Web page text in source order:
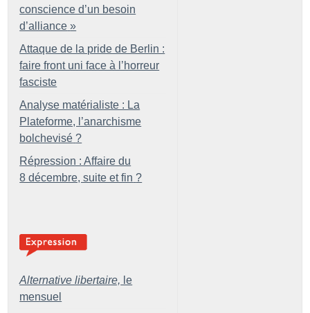
conscience d’un besoin
d’alliance »
Attaque de la pride de Berlin :
faire front uni face à l’horreur
fasciste
Analyse matérialiste : La
Plateforme, l’anarchisme
bolchevisé ?
Répression : Affaire du
8 décembre, suite et fin ?
Alternative libertaire, le
mensuel